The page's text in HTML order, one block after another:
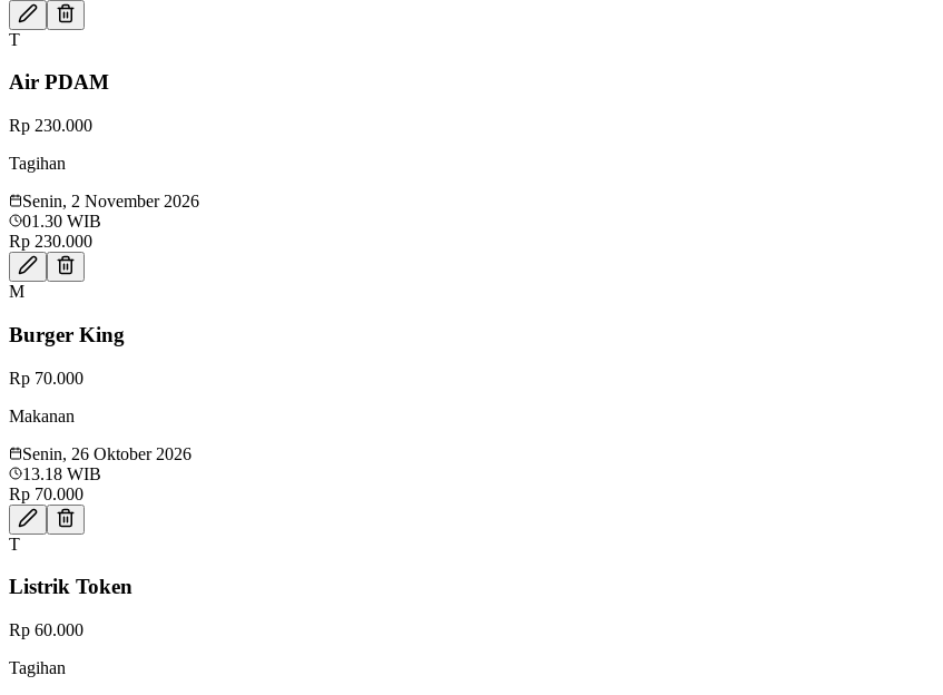
T
Air PDAM
Rp 230.000
Tagihan
Senin, 2 November 2026
01.30 WIB
Rp 230.000
M
Burger King
Rp 70.000
Makanan
Senin, 26 Oktober 2026
13.18 WIB
Rp 70.000
T
Listrik Token
Rp 60.000
Tagihan